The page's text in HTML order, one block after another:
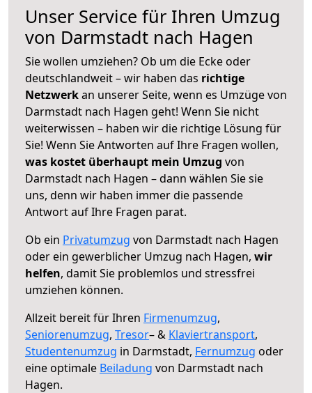
Unser Service für Ihren Umzug
von Darmstadt nach Hagen
Sie wollen umziehen? Ob um die Ecke oder
deutschlandweit – wir haben das richtige
Netzwerkan unserer Seite, wenn es Umzüge von
Darmstadt nach Hagen geht! Wenn Sie nicht
weiterwissen – haben wir die richtige Lösung für
Sie! Wenn Sie Antworten auf Ihre Fragen wollen,
was kostet überhaupt mein Umzug von
Darmstadt nach Hagen – dann wählen Sie sie
uns, denn wir haben immer die passende
Antwort auf Ihre Fragen parat.
Ob ein Privatumzug von Darmstadt nach Hagen
oder ein gewerblicher Umzug nach Hagen, wir
helfen, damit Sie problemlos und stressfrei
umziehen können.
Allzeit bereit für Ihren Firmenumzug,
Seniorenumzug, Tresor– & Klaviertransport,
Studentenumzug in Darmstadt, Fernumzug oder
eine optimale Beiladung von Darmstadt nach
Hagen.